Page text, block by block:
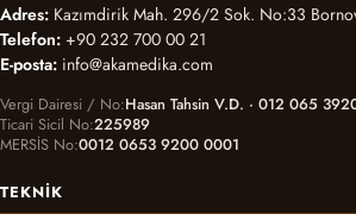
Adres: Kazımdirik Mah. 296/2 Sok. No:33
Telefon: +90 232 700 00 21
E-posta: info@akamedika.com
Vergi Dairesi / No Hasan Tahsin V.D. · 012 065
Ticari Sicil No 225989
MERSİS No 0012 0653 9200 0001
TEKNIK